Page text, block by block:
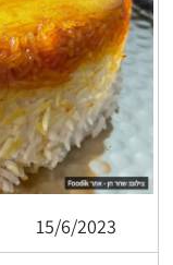
15/6/2023